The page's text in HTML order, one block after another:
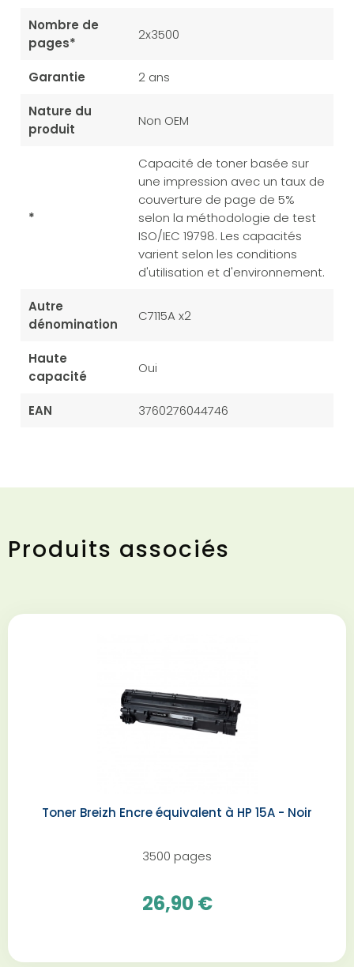
Nombre de
pages*
2x3500
Garantie 2 ans
Nature du
produit
Non OEM
*
Capacité de toner basée sur
une impression avec un taux de
couverture de page de 5%
selon la méthodologie de test
ISO/IEC 19798. Les capacités
varient selon les conditions
d'utilisation et d'environnement.
Autre
dénomination
C7115A x2
Haute
capacité
Oui
EAN 3760276044746
Produits associés
Toner Breizh Encre équivalent à HP 15A - Noir
3500 pages
26,90 €